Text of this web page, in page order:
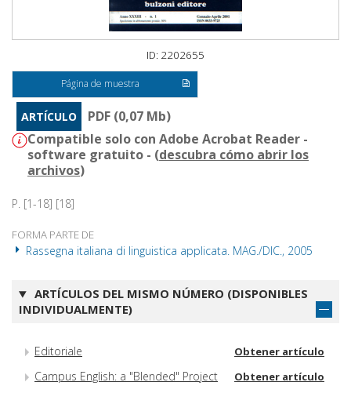
ID: 2202655
Página de muestra
ARTÍCULO
PDF (0,07 Mb)
Compatible solo con Adobe Acrobat Reader -
software gratuito - (descubra cómo abrir los
archivos)
P. [1-18] [18]
FORMA PARTE DE
Rassegna italiana di linguistica applicata. MAG./DIC., 2005
ARTÍCULOS DEL MISMO NÚMERO (DISPONIBLES
INDIVIDUALMENTE)
Editoriale Obtener artículo
Campus English: a "Blended" Project Obtener artículo